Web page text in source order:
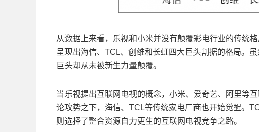
从数据上来看，乐视和小米并没有颠覆彩电行业的传统
呈现出海信、TCL、创维和长虹四大巨头割据的格局。
巨头却从未被新生力量颠覆。
当乐视提出互联网电视的概念，小米、爱奇艺、阿里等
论攻势之下，海信、TCL等传统家电厂商也开始觉醒。
则选择了整合资源自力更生的互联网电视竞争之路。